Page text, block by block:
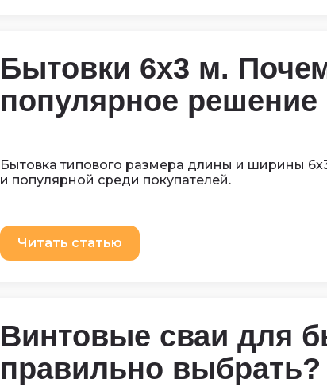
Бытовки 6х3 м.
популярное решение
Бытовка типового размера длины и ширины
и популярной среди покупателей.
Читать статью
Винтовые сваи для
правильно выбрать?